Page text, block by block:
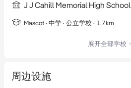
J J Cahill Memorial High School
Mascot · 中学 · 公立学校 · 1.7km
展开全部学校
周边设施